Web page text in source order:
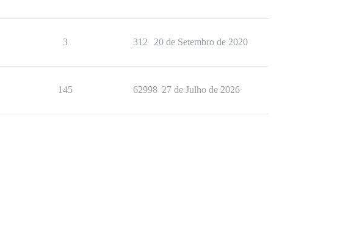
3 312 20 de Setembro de 2020
145 62998 27 de Julho de 2026